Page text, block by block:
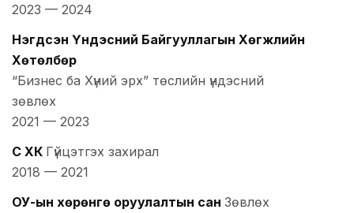
2023 — 2024
Нэгдсэн Үндэсний Байгууллагын Хөгжлийн
Хөтөлбөр
“Бизнес ба Хүний эрх” төслийн үндэсний
зөвлөх
2021 — 2023
Сүү ХК Гүйцэтгэх захирал
2018 — 2021
ОУ-ын хөрөнгө оруулалтын сан Зөвлөх